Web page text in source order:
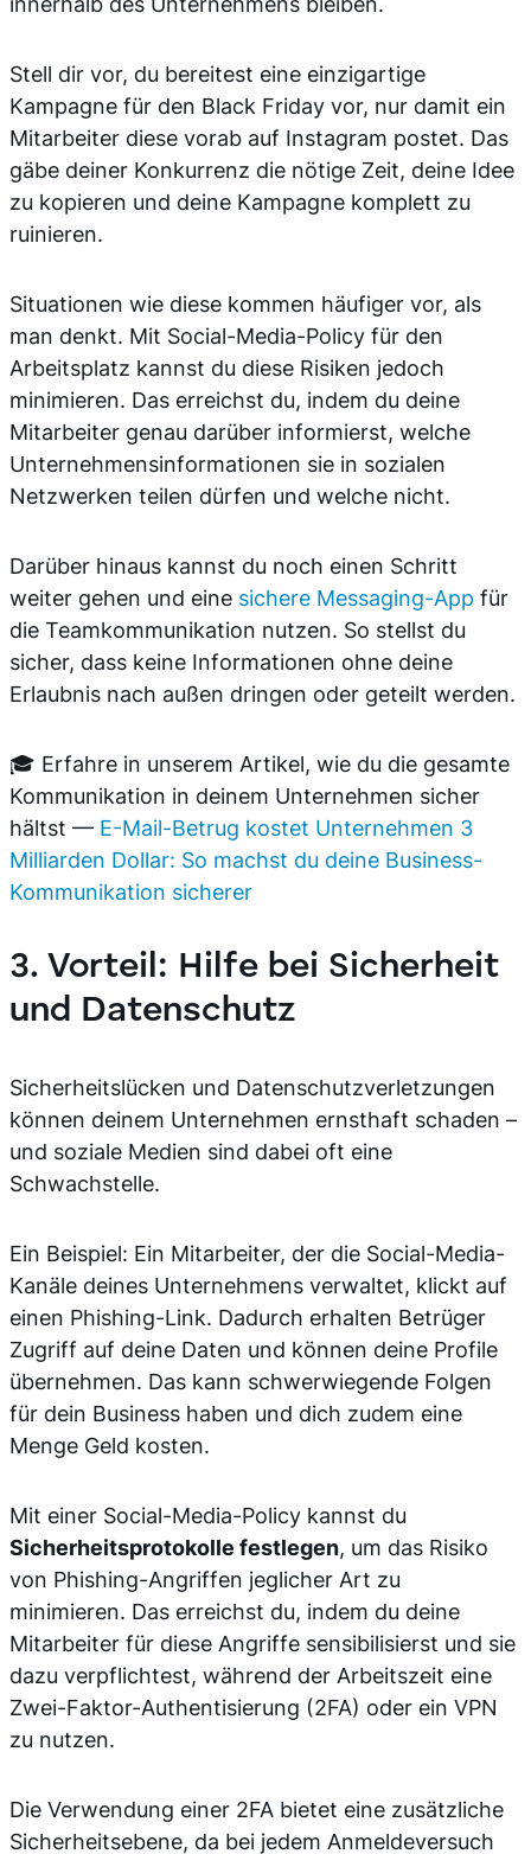
Stell dir vor, du bereitest eine einzigartige
Kampagne für den Black Friday vor, nur damit ein
Mitarbeiter diese vorab auf Instagram postet. Das
gäbe deiner Konkurrenz die nötige Zeit, deine Idee
zu kopieren und deine Kampagne komplett zu
ruinieren.
Situationen wie diese kommen häufiger vor, als
man denkt. Mit Social-Media-Policy für den
Arbeitsplatz kannst du diese Risiken jedoch
minimieren. Das erreichst du, indem du deine
Mitarbeiter genau darüber informierst, welche
Unternehmensinformationen sie in sozialen
Netzwerken teilen dürfen und welche nicht.
Darüber hinaus kannst du noch einen Schritt
weiter gehen und eine sichere Messaging-App für
die Teamkommunikation nutzen. So stellst du
sicher, dass keine Informationen ohne deine
Erlaubnis nach außen dringen oder geteilt werden.
🎓 Erfahre in unserem Artikel, wie du die gesamte
Kommunikation in deinem Unternehmen sicher
hältst — E-Mail-Betrug kostet Unternehmen 3
Milliarden Dollar: So machst du deine Business-
Kommunikation sicherer
3. Vorteil: Hilfe bei Sicherheit
und Datenschutz
Sicherheitslücken und Datenschutzverletzungen
können deinem Unternehmen ernsthaft schaden –
und soziale Medien sind dabei oft eine
Schwachstelle.
Ein Beispiel: Ein Mitarbeiter, der die Social-Media-
Kanäle deines Unternehmens verwaltet, klickt auf
einen Phishing-Link. Dadurch erhalten Betrüger
Zugriff auf deine Daten und können deine Profile
übernehmen. Das kann schwerwiegende Folgen
für dein Business haben und dich zudem eine
Menge Geld kosten.
Mit einer Social-Media-Policy kannst du
Sicherheitsprotokolle festlegen, um das Risiko
von Phishing-Angriffen jeglicher Art zu
minimieren. Das erreichst du, indem du deine
Mitarbeiter für diese Angriffe sensibilisierst und sie
dazu verpflichtest, während der Arbeitszeit eine
Zwei-Faktor-Authentisierung (2FA) oder ein VPN
zu nutzen.
Die Verwendung einer 2FA bietet eine zusätzliche
Sicherheitsebene, da bei jedem Anmeldeversuch